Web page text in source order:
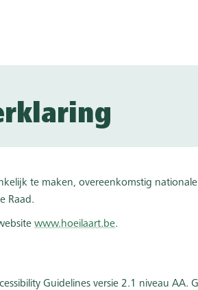
te maken, overeenkomstig
Raad.
www.hoeilaart.be.
Guidelines versie 2.1 niveau AA.